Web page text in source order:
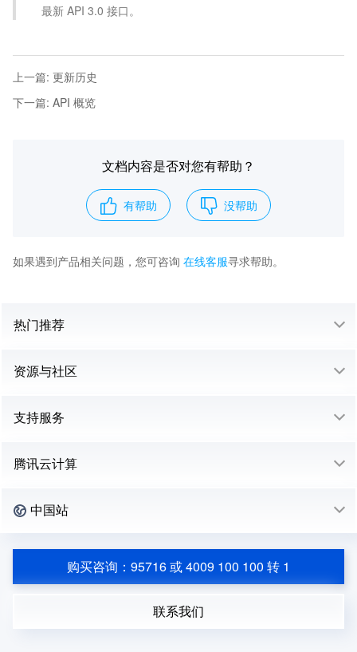
最新 API 3.0 接口。
上一篇: 更新历史
下一篇: API 概览
文档内容是否对您有帮助？
有帮助 没帮助
如果遇到产品相关问题，您可咨询 在线客服寻求帮助。
热门推荐
资源与社区
支持服务
腾讯云计算
中国站
购买咨询：95716 或 4009 100 100 转 1
联系我们